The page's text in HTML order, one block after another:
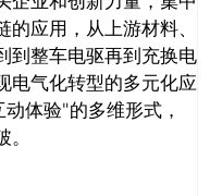
应用，从上游材料、
到整车电驱再到充换电
电气化转型的多元化应
体验"的多维形式，